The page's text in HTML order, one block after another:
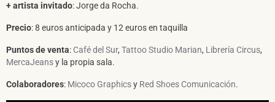
+ artista invitado: Jorge da Rocha.
Precio: 8 euros anticipada y 12 euros en taquilla
Puntos de venta: Café del Sur, Tattoo Studio Marian, Librería Circus,
MercaJeansy la propia sala.
Colaboradores: Micoco Graphicsy Red Shoes Comunicación.
He leído y acepto la Política de Privacidad
DARME DE ALTA